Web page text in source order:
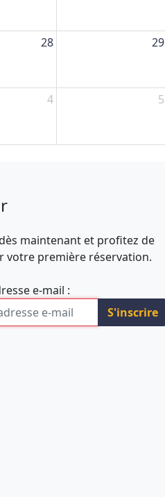
28 29
4 5
maintenant et profitez de
votre première réservation.
e-mail :
S'inscrire